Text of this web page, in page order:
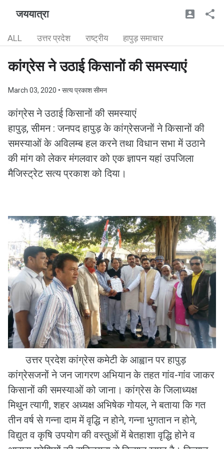
जययात्रा
ALL उत्तर प्रदेश राष्ट्रीय हापुड़ समाचार
कांग्रेस ने उठाई किसानों की समस्याएं
March 03, 2020 • सत्य प्रकाश सीमन
कांग्रेस ने उठाई किसानों की समस्याएं
हापुड़, सीमन : जनपद हापुड़ के कांग्रेसजनों ने किसानों की
समस्याओं के अविलम्ब हल करने तथा विधान सभा में उठाने
की मांग को लेकर मंगलवार को एक ज्ञापन यहां उपजिला
मैजिस्ट्रेट सत्य प्रकाश को दिया।
उत्तर प्रदेश कांग्रेस कमेटी के आह्वान पर हापुड़
कांग्रेसजनों ने जन जागरण अभियान के तहत गांव-गांव जाकर
किसानों की समस्याओं को जाना। कांग्रेस के जिलाध्यक्ष
मिथुन त्यागी, शहर अध्यक्ष अभिषेक गोयल, ने बताया कि गत
तीन वर्ष से गन्ना दाम में वृद्धि न होने, गन्ना भुगतान न होने,
विद्युत व कृषि उपयोग की वस्तुओं में बेतहाशा वृद्धि होने व